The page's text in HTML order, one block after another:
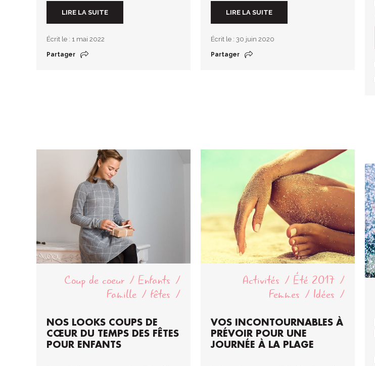
LIRE LA SUITE
Écrit le : 1 mai 2022
Partager
LIRE LA SUITE
Écrit le : 30 juin 2020
Partager
Coup de coeur
Enfants
Famille
fêtes
NOS LOOKS COUPS DE
CŒUR DU TEMPS DES FÊTES
POUR ENFANTS
Activités
Été 2017
Femmes
Idées
VOS INCONTOURNABLES À
PRÉVOIR POUR UNE
JOURNÉE À LA PLAGE